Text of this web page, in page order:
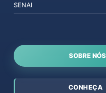
SENAI
SOBRE NÓS
CONHEÇA